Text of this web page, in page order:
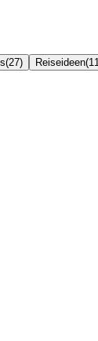
(27) Reiseideen(11